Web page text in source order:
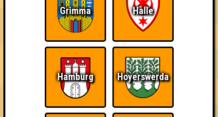
Grimma Halle
Hamburg Hoyerswerda